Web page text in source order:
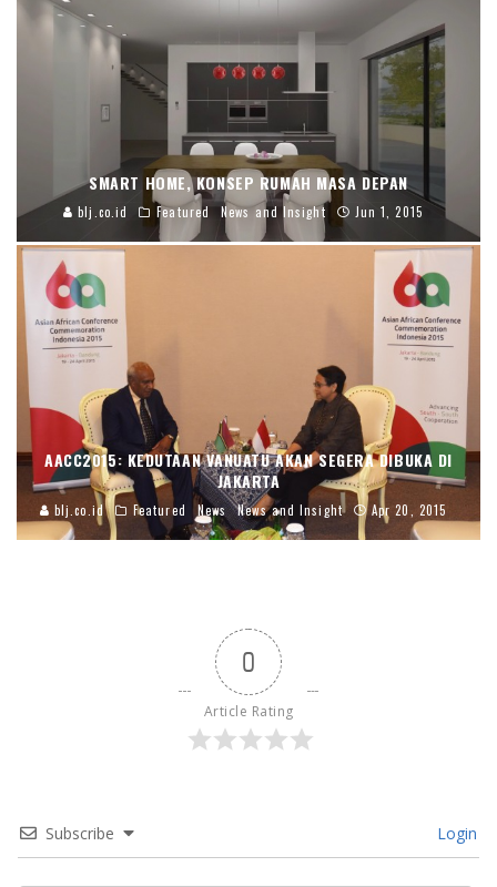
SMART HOME, KONSEP RUMAH MASA DEPAN
blj.co.id Featured News and Insight Jun 1, 2015
AACC2015: KEDUTAAN VANUATU AKAN SEGERA DIBUKA DI
JAKARTA
blj.co.id Featured News News and Insight Apr 20, 2015
0
Article Rating
Subscribe Login